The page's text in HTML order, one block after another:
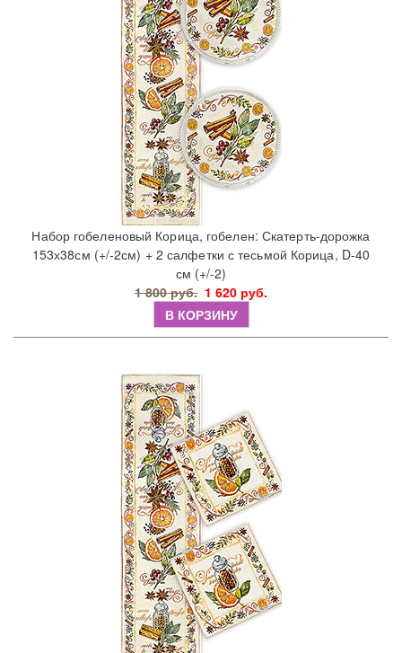
Набор гобеленовый Корица, гобелен: Скатерть-дорожка
153х38см (+/-2см) + 2 салфетки с тесьмой Корица, D-40
см (+/-2)
1 800 руб. 1 620 руб.
В КОРЗИНУ